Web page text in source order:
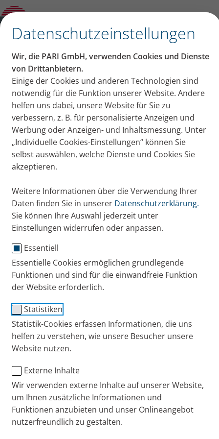
Datenschutzeinstellungen
Wir, die PARI GmbH, verwenden Cookies und Dienste
von Drittanbietern.
Einige der Cookies und anderen Technologien sind
notwendig für die Funktion unserer Website. Andere
helfen uns dabei, unsere Website für Sie zu
verbessern, z. B. für personalisierte Anzeigen und
Werbung oder Anzeigen- und Inhaltsmessung. Unter
„Individuelle Cookies-Einstellungen“ können Sie
selbst auswählen, welche Dienste und Cookies Sie
akzeptieren.
Weitere Informationen über die Verwendung Ihrer
Daten finden Sie in unserer Datenschutzerklärung.
Sie können Ihre Auswahl jederzeit unter
Einstellungen widerrufen oder anpassen.
Essentiell
Essentielle Cookies ermöglichen grundlegende
Funktionen und sind für die einwandfreie Funktion
der Website erforderlich.
Statistiken
Statistik-Cookies erfassen Informationen, die uns
helfen zu verstehen, wie unsere Besucher unsere
Website nutzen.
Externe Inhalte
Wir verwenden externe Inhalte auf unserer Website,
um Ihnen zusätzliche Informationen und
Funktionen anzubieten und unser Onlineangebot
nutzerfreundlich zu gestalten.
Hausmittel und Tipps gegen häufige Infekte
bei Kindern
Hausmittel und Tipps
gegen häufige Infekte bei
Kindern
Kinderarzt Emmanuel Nellen über Tipps &
Hausmittel zur Stärkung der Abwehrkräfte, um
Schnupfen, Husten & Erkältung vorzubeugen.
Publiziert
Di. 27. Januar 2026
Eltern + Kind Erkältung + Husten Tipps + Übungen
Inhalt auf dieser Seite
Gesunder Lebensstil
Atemwege pflegen
Schädliche Umwelteinflüsse ausschließen
Vorsorge
Wie kann man vorbeugen?
Ihr Kind ist ständig krank? Kinderarzt Emmanuel
Nellen erklärt, wie Sie mit einfachen, vorbeugenden
Hausmitteln das Immunsystem stärken und mit der
richtigen Atemwegspflege Infekten bei Ihren Kindern
vorbeugen können.
Tipp 1: Gesunder Lebensstil
bildet die Säulen der